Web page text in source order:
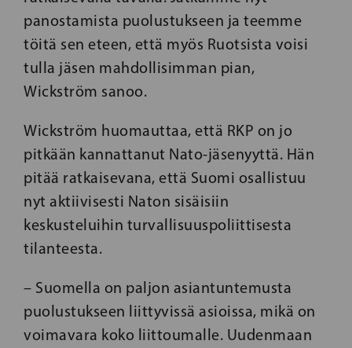
panostamista puolustukseen ja teemme
töitä sen eteen, että myös Ruotsista voisi
tulla jäsen mahdollisimman pian,
Wickström sanoo.
Wickström huomauttaa, että RKP on jo
pitkään kannattanut Nato-jäsenyyttä. Hän
pitää ratkaisevana, että Suomi osallistuu
nyt aktiivisesti Naton sisäisiin
keskusteluihin turvallisuuspoliittisesta
tilanteesta.
– Suomella on paljon asiantuntemusta
puolustukseen liittyvissä asioissa, mikä on
voimavara koko liittoumalle. Uudenmaan